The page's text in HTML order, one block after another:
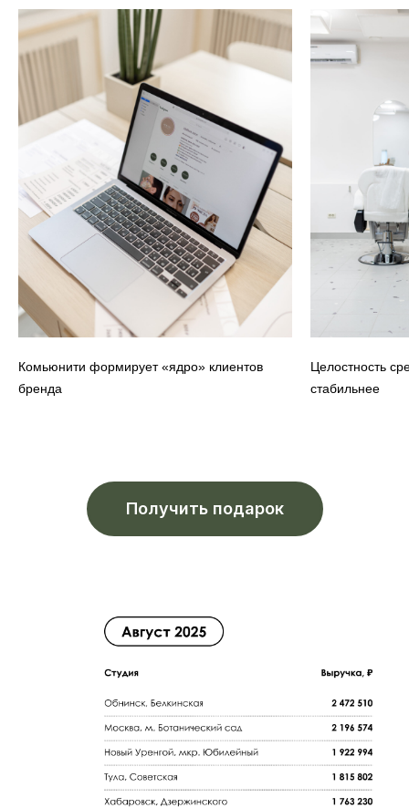
Комьюнити формирует «ядро» клиентов
бренда
Целостность
стабильнее
Получить подарок